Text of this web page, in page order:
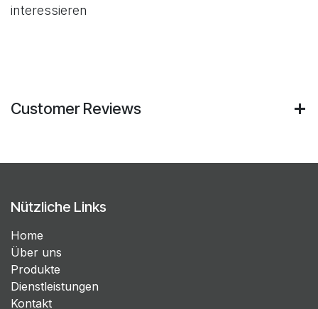
interessieren
Customer Reviews
Nützliche Links
Home
Über uns
Produkte
Dienstleistungen
Kontakt